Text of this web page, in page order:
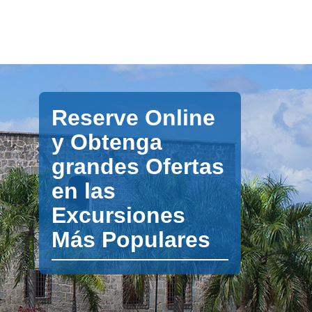
Reserve Online
y Obtenga
grandes Ofertas
en las
Excursiones
Más Populares